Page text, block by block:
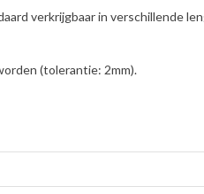
verkrijgbaar in verschillende
(tolerantie: 2mm).